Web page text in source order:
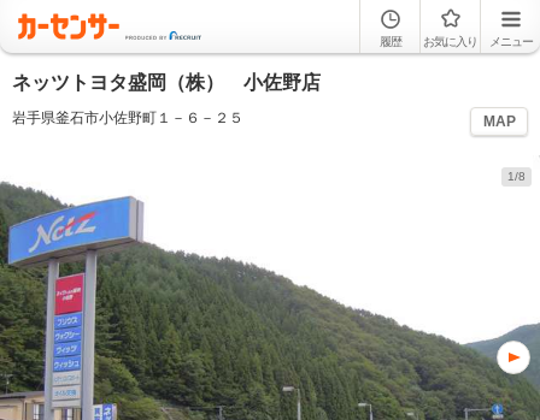
履歴 お気に入り メニュー
ネッツトヨタ盛岡（株） 小佐野店
岩手県釜石市小佐野町１－６－２５ MAP
1/8